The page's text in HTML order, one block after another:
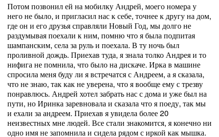
Потом позвонил ей на мобилку Андрей, моего номера у
него не было, и пригласил нас к себе, точнее к другу на дом,
где он и его друзья справляли Новый Год, мы долго не
раздумывая поехали к ним, помню что я была подпитая
шампанским, села за руль и поехала. В ту ночь был
проливной дождь. Приехав туда, я знала толко Андрея и то
нифига не помнила, что было на дискаче. Ирка в машине
спросила меня буду ли я встречатся с Андреем, а я сказала,
что не знаю, так как не уверена, что я вообще ему с трезву
понравлюсь. Андрей хотел забрать нас с дома и уже был на
пути, но Иринка заревновала и сказала что я поеду, так мы
и ехали за андреем. Приехав я увидела более 20
неизвестных мне людей. Все стали знакомится, я конечно ни
одно имя не запомнила и сидела рядом с иркой как мышка.